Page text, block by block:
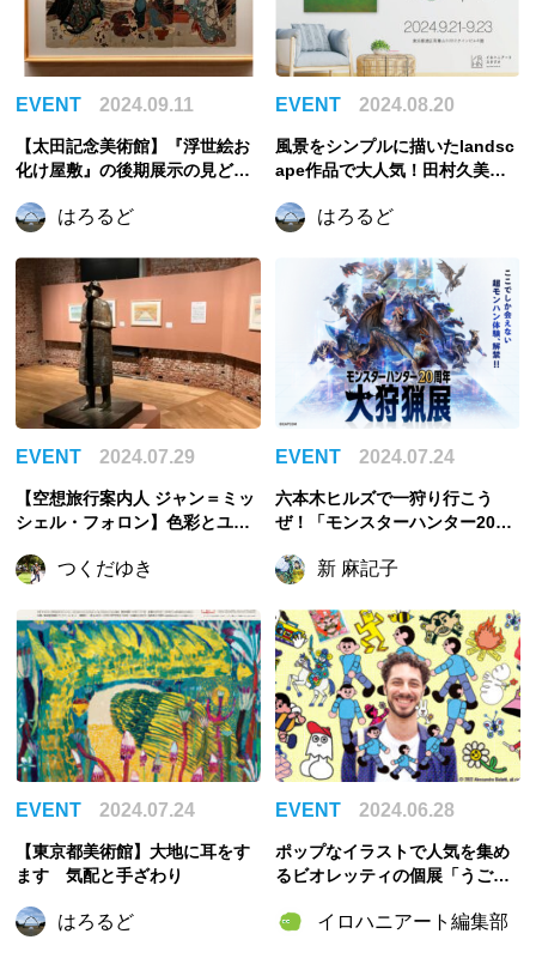
EVENT 2024.09.11
【太田記念美術館】『浮世絵お
化け屋敷』の後期展示の見どこ
た浮世絵の名品が大集合
はろるど
EVENT 2024.08.20
風景をシンプルに描いたlandsc
ape作品で大人気！田村久美子
たが見るセカイ〜」が、南青山
はろるど
EVENT 2024.07.29
【空想旅行案内人 ジャン＝ミッ
シェル・フォロン】色彩とユー
に迫る大回顧展
つくだゆき
EVENT 2024.07.24
六本木ヒルズで一狩り行こう
ぜ！「モンスターハンター20周
新 麻記子
EVENT 2024.07.24
【東京都美術館】大地に耳をす
ます 気配と手ざわり
はろるど
EVENT 2024.06.28
ポップなイラストで人気を集め
るビオレッティの個展「うご
タジオにて開催！
イロハニアート編集部